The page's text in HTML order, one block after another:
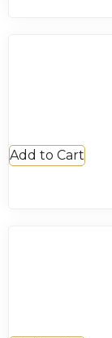
Add to Cart